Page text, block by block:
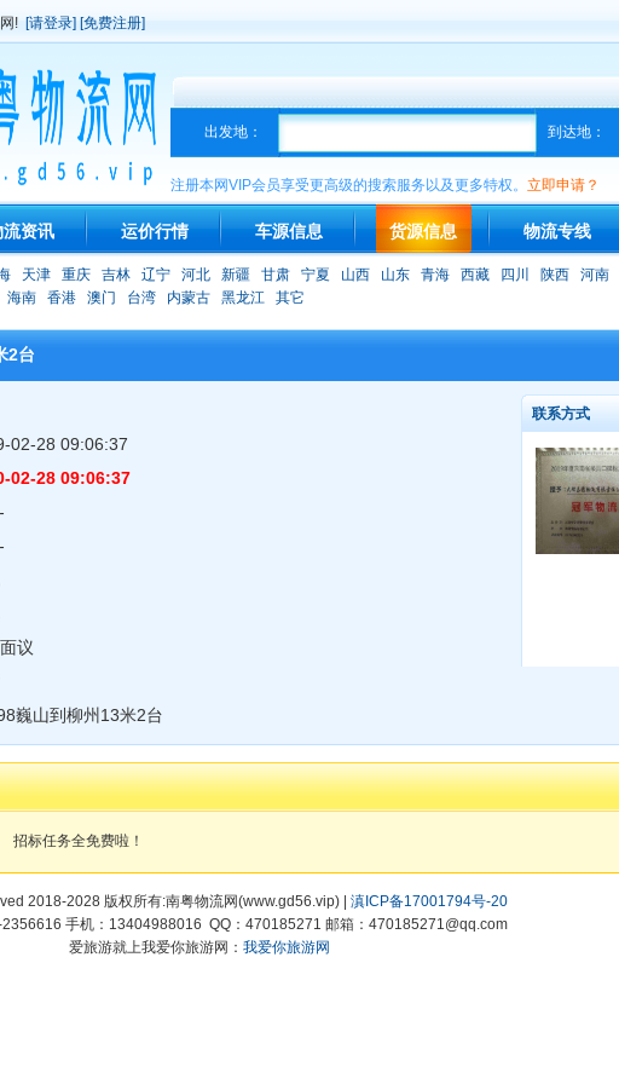
! [请登录] [免费注册]
出发地： 到达地：
注册本网VIP会员享受更高级的搜索服务以及更多特权。 立即申请？
流资讯 运价行情 车源信息 货源信息 物流专线
天津 重庆 吉林 辽宁 河北 新疆 甘肃 宁夏 山西 山东 青海 西藏 四川 陕西 河南
海南 香港 澳门 台湾 内蒙古 黑龙江 其它
2台
02-28 09:06:37
02-28 09:06:37
议
巍山到柳州13米2台
联系方式
招标任务全免费啦！
2018-2028 版权所有:南粤物流网(www.gd56.vip) | 滇ICP备17001794号-20
2356616 手机：13404988016 QQ：470185271 邮箱：470185271@qq.com
爱旅游就上我爱你旅游网： 我爱你旅游网